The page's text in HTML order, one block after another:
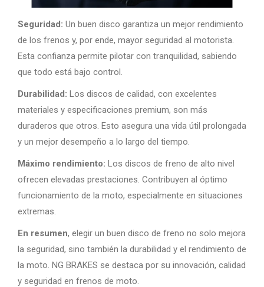
Seguridad: Un buen disco garantiza un mejor rendimiento
de los frenos y, por ende, mayor seguridad al motorista.
Esta confianza permite pilotar con tranquilidad, sabiendo
que todo está bajo control.
Durabilidad: Los discos de calidad, con excelentes
materiales y especificaciones premium, son más
duraderos que otros. Esto asegura una vida útil prolongada
y un mejor desempeño a lo largo del tiempo.
Máximo rendimiento: Los discos de freno de alto nivel
ofrecen elevadas prestaciones. Contribuyen al óptimo
funcionamiento de la moto, especialmente en situaciones
extremas.
En resumen, elegir un buen disco de freno no solo mejora
la seguridad, sino también la durabilidad y el rendimiento de
la moto. NG BRAKES se destaca por su innovación, calidad
y seguridad en frenos de moto.